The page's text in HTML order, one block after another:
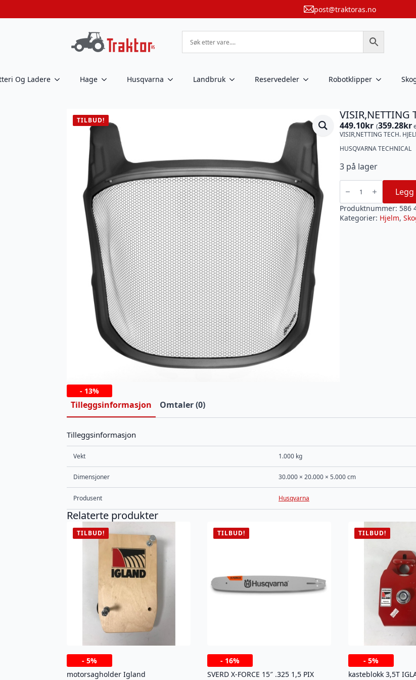
post@traktoras.no
Og Ladere Hage Husqvarna Landbruk Reservedeler Robotklipper
TILBUD!
- 13%
VISIR,NETTING
Opprinnelig
pris
var:
449.10kr
Nåværende
pris
er:
(359.28kr
VISIR,NETTING TECH.
HUSQVARNA TECHNICAL
3 på lager
VISIR,NETTING
TECHNICAL.
HJELM
V300
HUSQVARNA
antall
Produktnummer: 586
Kategorier: Hjelm,
Tilleggsinformasjon Omtaler (0)
Tilleggsinformasjon
Vekt 1.000 kg
Dimensjoner 30.000 × 20.000 × 5.000 cm
Produsent Husqvarna
Relaterte produkter
TILBUD!
- 5%
motorsagholder Igland
TILBUD!
- 16%
SVERD X-FORCE 15″ .325 1,5 PIX
TILBUD!
- 5%
kasteblokk 3,5T